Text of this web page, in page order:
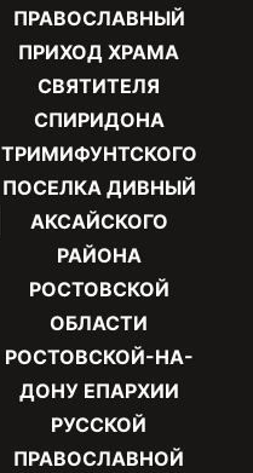
ПРАВОСЛАВНЫЙ
ПРИХОД ХРАМА
СВЯТИТЕЛЯ
СПИРИДОНА
ТРИМИФУНТСКОГО
ПОСЕЛКА ДИВНЫЙ
АКСАЙСКОГО
РАЙОНА
РОСТОВСКОЙ
ОБЛАСТИ
РОСТОВСКОЙ-НА-
ДОНУ ЕПАРХИИ
РУССКОЙ
ПРАВОСЛАВНОЙ